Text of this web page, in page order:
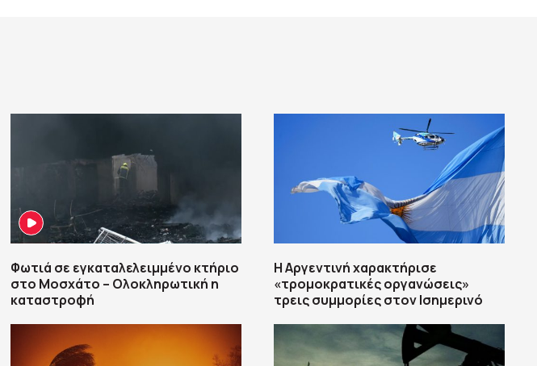
Φωτιά σε εγκαταλελειμμένο κτήριο
στο Μοσχάτο – Ολοκληρωτική η
καταστροφή
Η Αργεντινή χαρακτήρισε
«τρομοκρατικές οργανώσεις»
τρεις συμμορίες στον Ισημερινό